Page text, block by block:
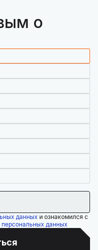
о
данных и ознакомился с
данных